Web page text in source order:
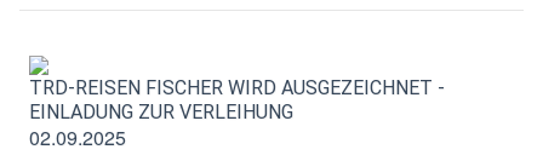
TRD-REISEN FISCHER WIRD AUSGEZEICHNET -
EINLADUNG ZUR VERLEIHUNG
02.09.2025